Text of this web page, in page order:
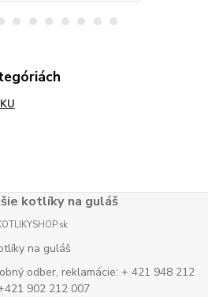
kotlíky na guláš
na guláš
odber, reklamácie: + 421 948 212
902 212 007